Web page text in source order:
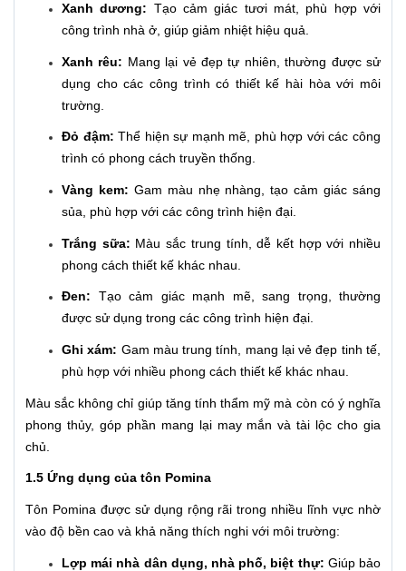
Xanh dương: Tạo cảm giác tươi mát, phù hợp với
công trình nhà ở, giúp giảm nhiệt hiệu quả.
Xanh rêu: Mang lại vẻ đẹp tự nhiên, thường được sử
dụng cho các công trình có thiết kế hài hòa với môi
trường.
Đỏ đậm: Thể hiện sự mạnh mẽ, phù hợp với các công
trình có phong cách truyền thống.
Vàng kem: Gam màu nhẹ nhàng, tạo cảm giác sáng
sủa, phù hợp với các công trình hiện đại.
Trắng sữa: Màu sắc trung tính, dễ kết hợp với nhiều
phong cách thiết kế khác nhau.
Đen: Tạo cảm giác mạnh mẽ, sang trọng, thường
được sử dụng trong các công trình hiện đại.
Ghi xám: Gam màu trung tính, mang lại vẻ đẹp tinh tế,
phù hợp với nhiều phong cách thiết kế khác nhau.
Màu sắc không chỉ giúp tăng tính thẩm mỹ mà còn có ý nghĩa
phong thủy, góp phần mang lại may mắn và tài lộc cho gia
chủ.
1.5 Ứng dụng của tôn Pomina
Tôn Pomina được sử dụng rộng rãi trong nhiều lĩnh vực nhờ
vào độ bền cao và khả năng thích nghi với môi trường:
Lợp mái nhà dân dụng, nhà phố, biệt thự: Giúp bảo